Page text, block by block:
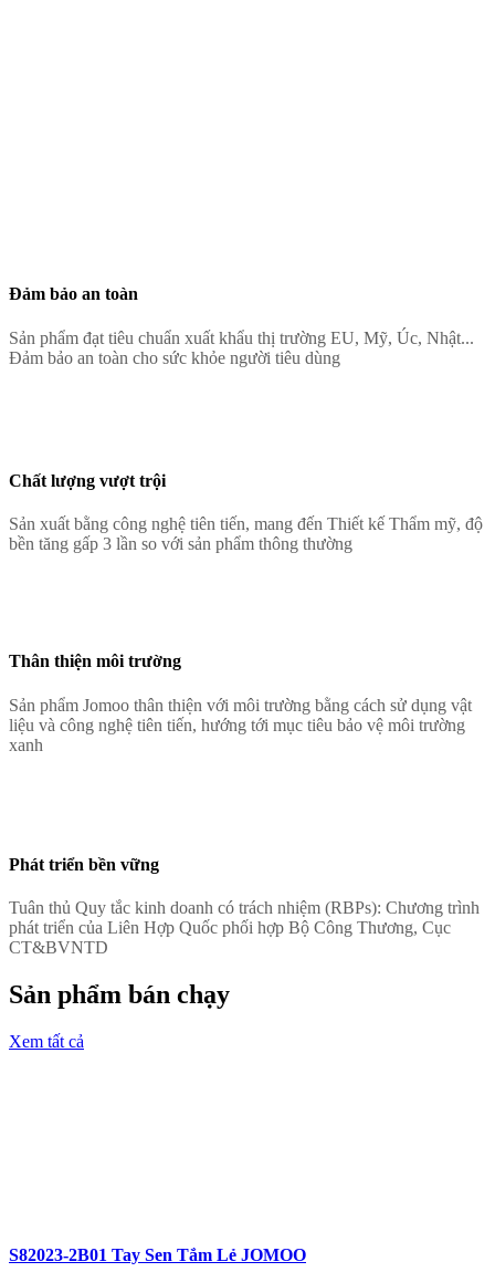
Đảm bảo an toàn
Sản phẩm đạt tiêu chuẩn xuất khẩu thị trường EU, Mỹ, Úc, Nhật...
Đảm bảo an toàn cho sức khỏe người tiêu dùng
Chất lượng vượt trội
Sản xuất bằng công nghệ tiên tiến, mang đến Thiết kế Thẩm mỹ, độ
bền tăng gấp 3 lần so với sản phẩm thông thường
Thân thiện môi trường
Sản phẩm Jomoo thân thiện với môi trường bằng cách sử dụng vật
liệu và công nghệ tiên tiến, hướng tới mục tiêu bảo vệ môi trường
xanh
Phát triển bền vững
Tuân thủ Quy tắc kinh doanh có trách nhiệm (RBPs): Chương trình
phát triển của Liên Hợp Quốc phối hợp Bộ Công Thương, Cục
CT&BVNTD
Sản phẩm bán chạy
Xem tất cả
S82023-2B01 Tay Sen Tắm Lẻ JOMOO